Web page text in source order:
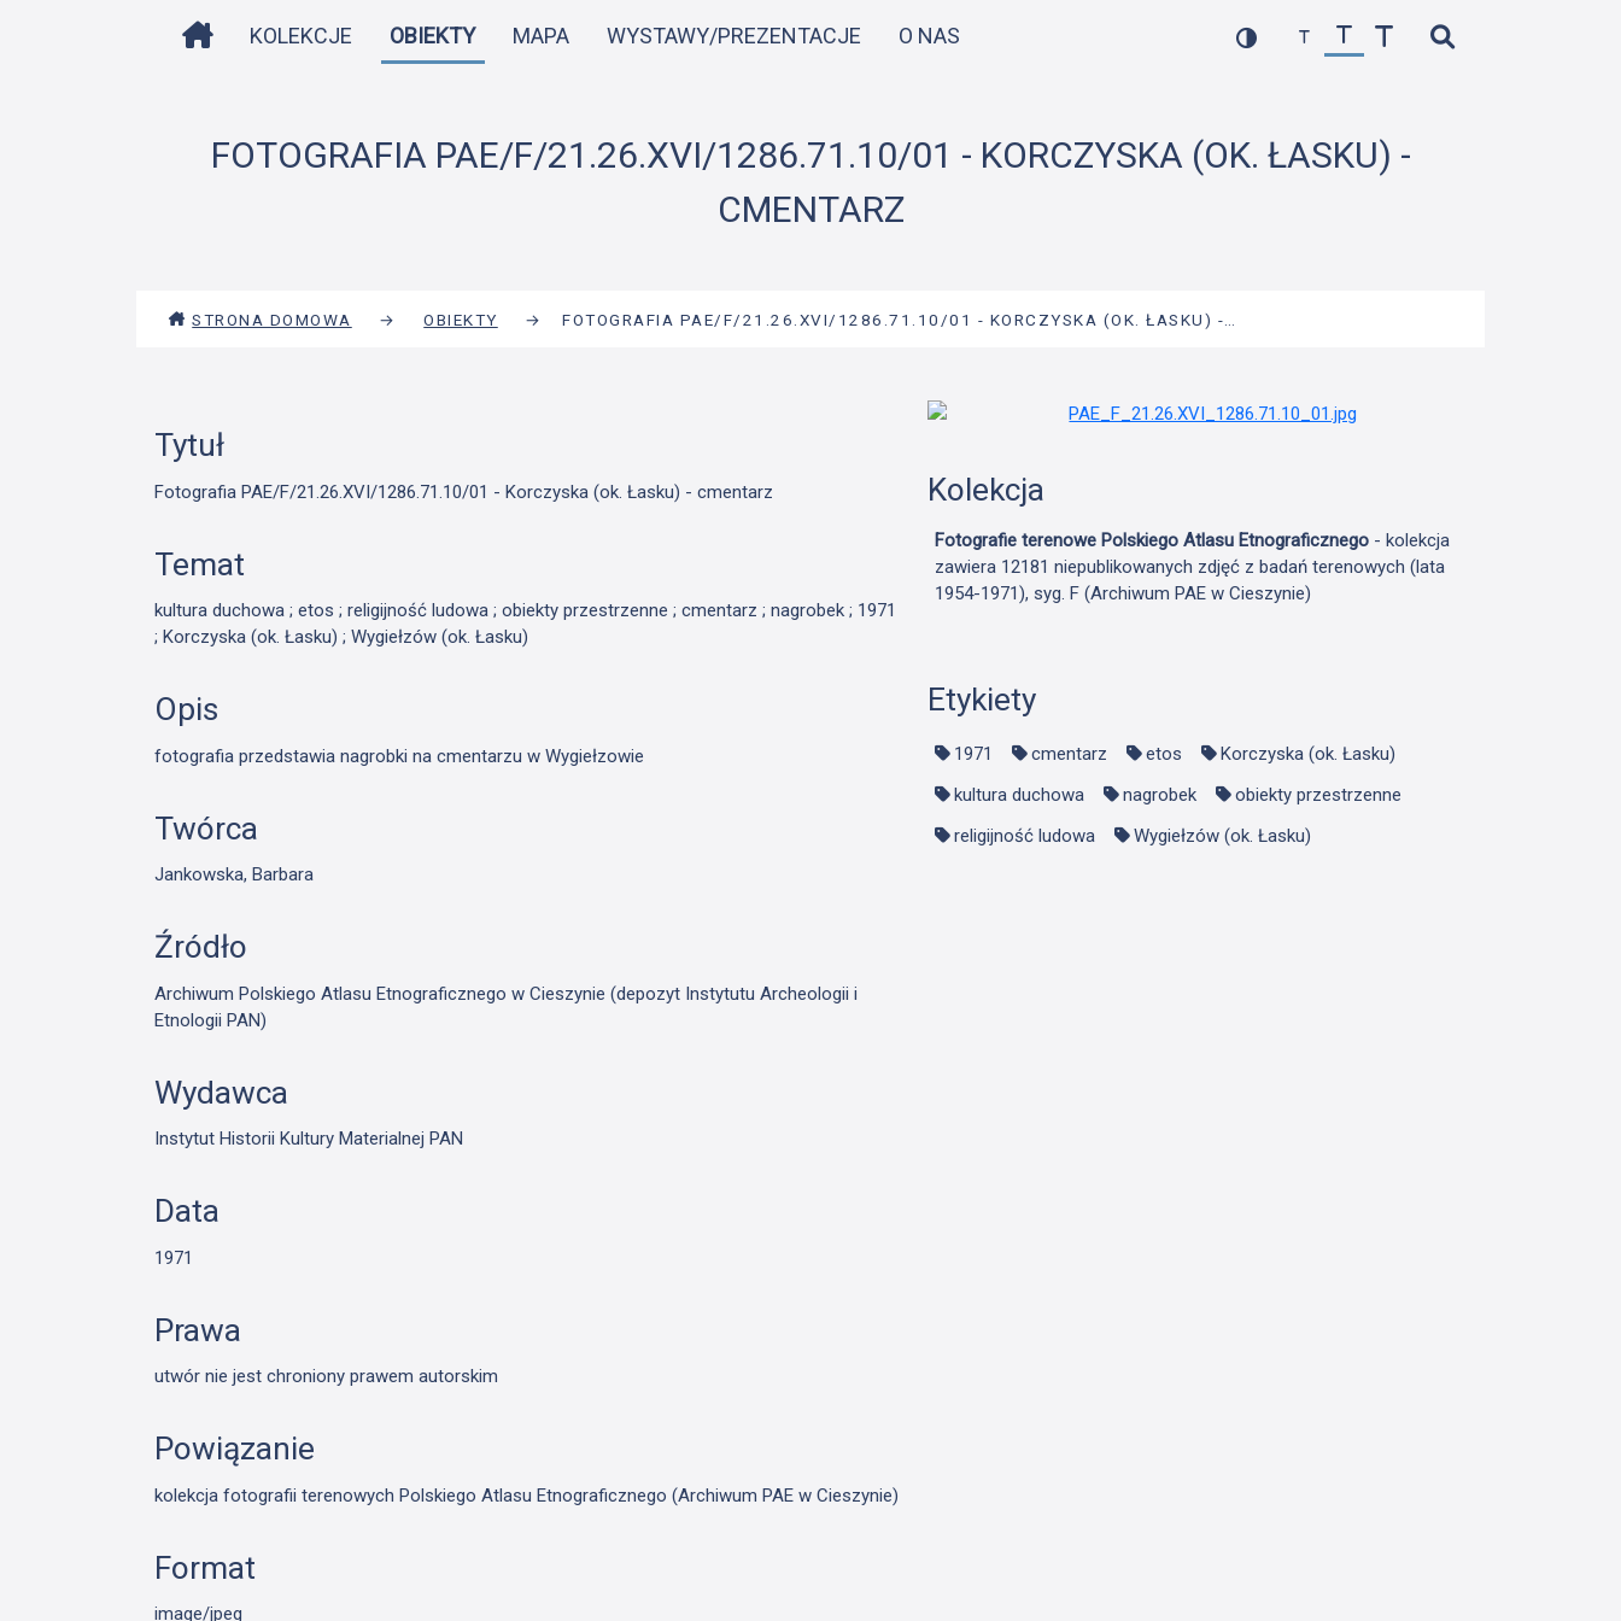
do
STRONA DOMOWA
KOLEKCJE OBIEKTY MAPA WYSTAWY/PREZENTACJE O NAS
FOTOGRAFIA PAE/F/21.26.XVI/1286.71.10/01 - KORCZYSKA (OK. ŁASKU) -
CMENTARZ
STRONA DOMOWA → OBIEKTY → FOTOGRAFIA PAE/F/21.26.XVI/1286.71.10/01 - KORCZYSKA (OK. ŁASKU) -…
Tytuł
Fotografia PAE/F/21.26.XVI/1286.71.10/01 - Korczyska (ok. Łasku) - cmentarz
Temat
kultura duchowa ; etos ; religijność ludowa ; obiekty przestrzenne ; cmentarz ; nagrobek ; 1971
; Korczyska (ok. Łasku) ; Wygiełzów (ok. Łasku)
Opis
fotografia przedstawia nagrobki na cmentarzu w Wygiełzowie
Twórca
Jankowska, Barbara
Źródło
Archiwum Polskiego Atlasu Etnograficznego w Cieszynie (depozyt Instytutu Archeologii i
Etnologii PAN)
Wydawca
Instytut Historii Kultury Materialnej PAN
Data
1971
Prawa
utwór nie jest chroniony prawem autorskim
Powiązanie
kolekcja fotografii terenowych Polskiego Atlasu Etnograficznego (Archiwum PAE w Cieszynie)
Format
image/jpeg
Kolekcja
Fotografie terenowe Polskiego Atlasu Etnograficznego- kolekcja
zawiera 12181 niepublikowanych zdjęć z badań terenowych (lata
1954-1971), syg. F (Archiwum PAE w Cieszynie)
Etykiety
1971 cmentarz etos
Korczyska (ok. Łasku)
kultura duchowa
nagrobek
obiekty przestrzenne
religijność ludowa
Wygiełzów (ok. Łasku)